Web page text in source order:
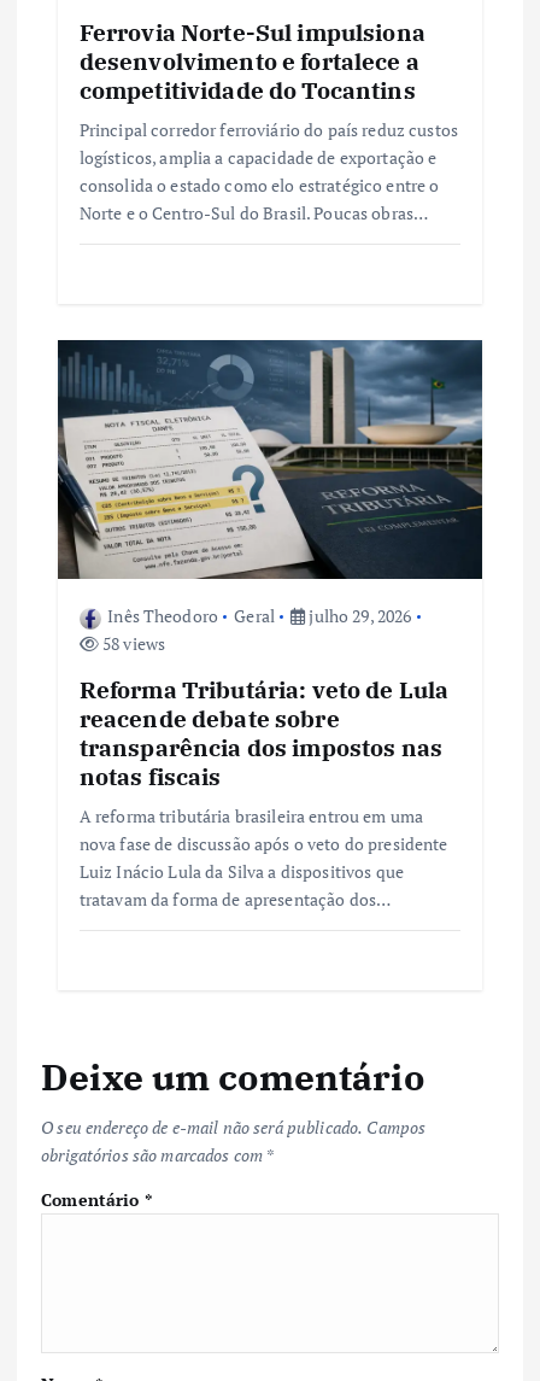
Ferrovia Norte-Sul impulsiona
desenvolvimento e fortalece a
competitividade do Tocantins
Principal corredor ferroviário do país reduz custos
logísticos, amplia a capacidade de exportação e
consolida o estado como elo estratégico entre o
Norte e o Centro-Sul do Brasil. Poucas obras…
Inês Theodoro Geral
julho 29, 2026
58 views
Reforma Tributária: veto de Lula
reacende debate sobre
transparência dos impostos nas
notas fiscais
A reforma tributária brasileira entrou em uma
nova fase de discussão após o veto do presidente
Luiz Inácio Lula da Silva a dispositivos que
tratavam da forma de apresentação dos…
Deixe um comentário
O seu endereço de e-mail não será publicado. Campos
obrigatórios são marcados com *
Comentário *